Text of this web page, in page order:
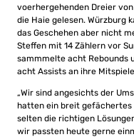
voerhergehenden Dreier
die Haie gelesen. Würzburg
das Geschehen aber nicht
Steffen mit 14 Zählern vor
sammmelte acht Rebounds
acht Assists an ihre
„Wir sind angesichts der
hatten ein breit gefächertes
selten die richtigen
wir passten heute gerne